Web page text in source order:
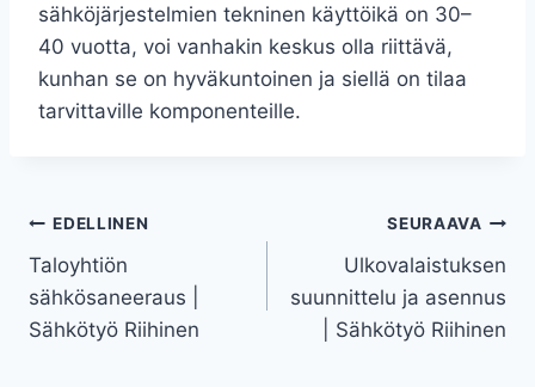
sähköjärjestelmien tekninen käyttöikä on 30–
40 vuotta, voi vanhakin keskus olla riittävä,
kunhan se on hyväkuntoinen ja siellä on tilaa
tarvittaville komponenteille.
Artikkelien
selaus
EDELLINEN
Taloyhtiön
sähkösaneeraus |
Sähkötyö Riihinen
SEURAAVA
Ulkovalaistuksen
suunnittelu ja asennus
| Sähkötyö Riihinen